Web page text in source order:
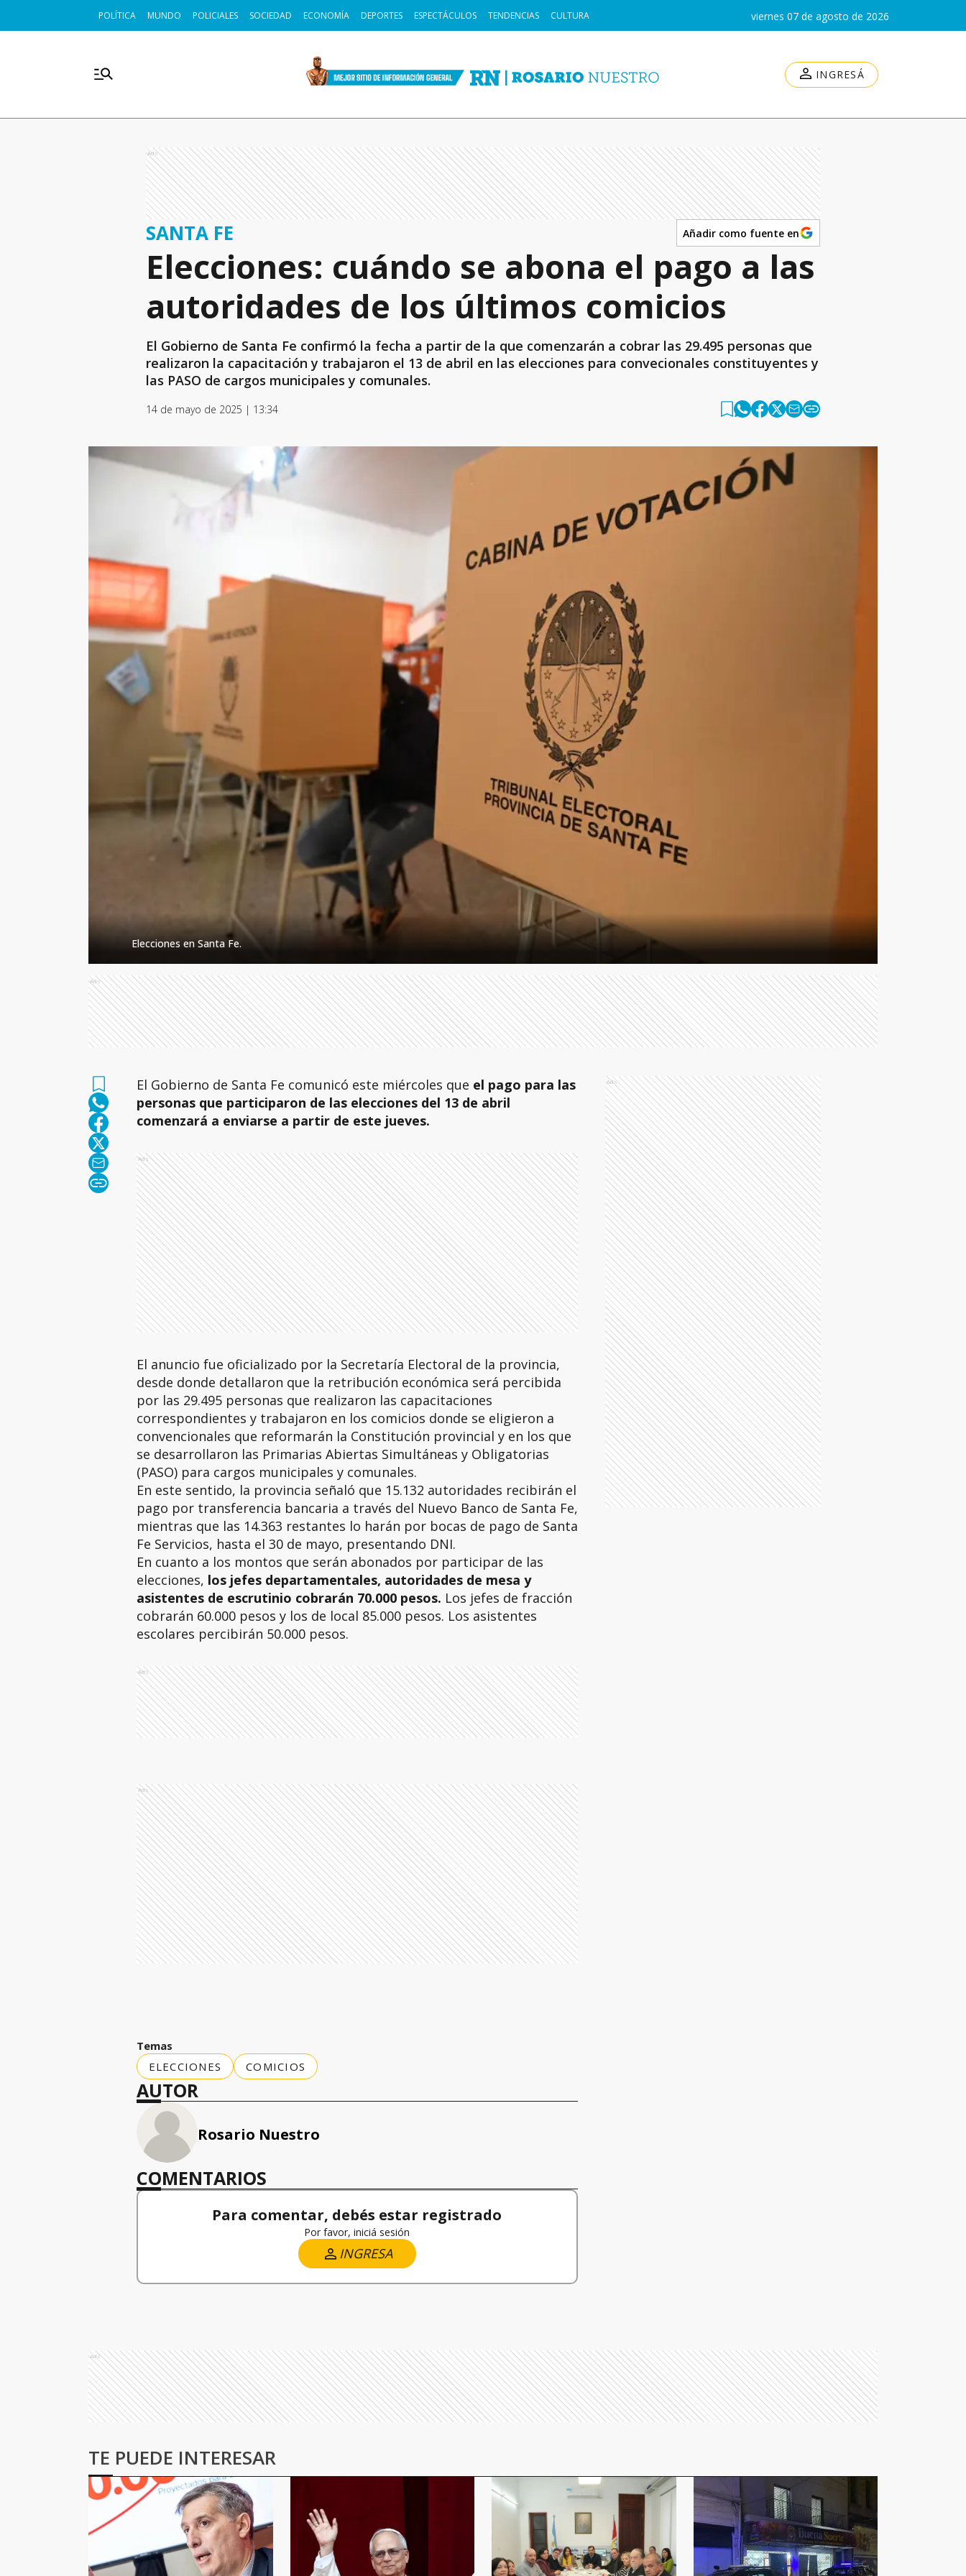
POLÍTICA MUNDO POLICIALES SOCIEDAD ECONOMÍA DEPORTES ESPECTÁCULOS TENDENCIAS CULTURA viernes 07 de agosto de 2026
INGRESÁ
Ads
SANTA FE Añadir como fuente en
Elecciones: cuándo se abona el pago a las
autoridades de los últimos comicios
El Gobierno de Santa Fe confirmó la fecha a partir de la que comenzarán a cobrar las 29.495 personas que
realizaron la capacitación y trabajaron el 13 de abril en las elecciones para convecionales constituyentes y
las PASO de cargos municipales y comunales.
14 de mayo de 2025 | 13:34
Elecciones en Santa Fe.
Ads
El Gobierno de Santa Fe comunicó este miércoles que el pago para las
personas que participaron de las elecciones del 13 de abril
comenzará a enviarse a partir de este jueves.
Ads
El anuncio fue oficializado por la Secretaría Electoral de la provincia,
desde donde detallaron que la retribución económica será percibida
por las 29.495 personas que realizaron las capacitaciones
correspondientes y trabajaron en los comicios donde se eligieron a
convencionales que reformarán la Constitución provincial y en los que
se desarrollaron las Primarias Abiertas Simultáneas y Obligatorias
(PASO) para cargos municipales y comunales.
En este sentido, la provincia señaló que 15.132 autoridades recibirán el
pago por transferencia bancaria a través del Nuevo Banco de Santa Fe,
mientras que las 14.363 restantes lo harán por bocas de pago de Santa
Fe Servicios, hasta el 30 de mayo, presentando DNI.
En cuanto a los montos que serán abonados por participar de las
elecciones, los jefes departamentales, autoridades de mesa y
asistentes de escrutinio cobrarán 70.000 pesos. Los jefes de fracción
cobrarán 60.000 pesos y los de local 85.000 pesos. Los asistentes
escolares percibirán 50.000 pesos.
Ads
Ads
Temas
ELECCIONES
COMICIOS
AUTOR
Rosario Nuestro
COMENTARIOS
Para comentar, debés estar registrado
Por favor, iniciá sesión
INGRESA
Ads
Ads
TE PUEDE INTERESAR